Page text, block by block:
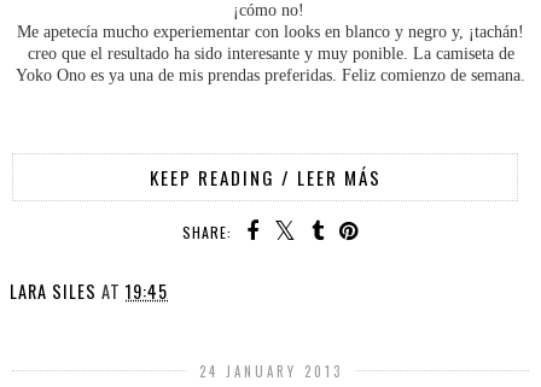
¡cómo no!
Me apetecía mucho experiementar con looks en blanco y negro y, ¡tachán!
creo que el resultado ha sido interesante y muy ponible. La camiseta de
Yoko Ono es ya una de mis prendas preferidas. Feliz comienzo de semana.
KEEP READING / LEER MÁS
SHARE:
LARA SILES AT 19:45
24 JANUARY 2013